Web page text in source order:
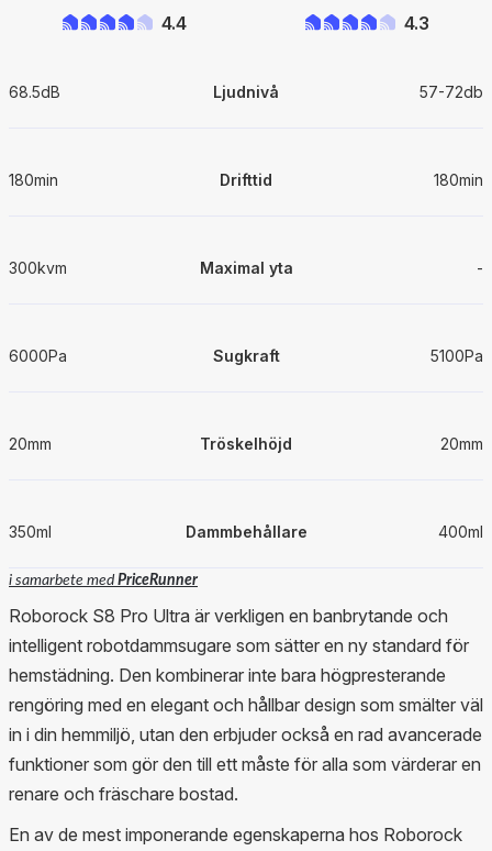
4.4 4.3
68.5dB Ljudnivå 57-72db
180min Drifttid 180min
300kvm Maximal yta -
6000Pa Sugkraft 5100Pa
20mm Tröskelhöjd 20mm
350ml Dammbehållare 400ml
i samarbete medPriceRunner
Roborock S8 Pro Ultra är verkligen en banbrytande och
intelligent robotdammsugare som sätter en ny standard för
hemstädning. Den kombinerar inte bara högpresterande
rengöring med en elegant och hållbar design som smälter väl
in i din hemmiljö, utan den erbjuder också en rad avancerade
funktioner som gör den till ett måste för alla som värderar en
renare och fräschare bostad.
En av de mest imponerande egenskaperna hos Roborock